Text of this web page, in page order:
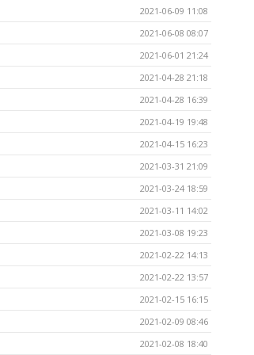
2021-06-09 11:08
2021-06-08 08:07
2021-06-01 21:24
2021-04-28 21:18
2021-04-28 16:39
2021-04-19 19:48
2021-04-15 16:23
2021-03-31 21:09
2021-03-24 18:59
2021-03-11 14:02
2021-03-08 19:23
2021-02-22 14:13
2021-02-22 13:57
2021-02-15 16:15
2021-02-09 08:46
2021-02-08 18:40